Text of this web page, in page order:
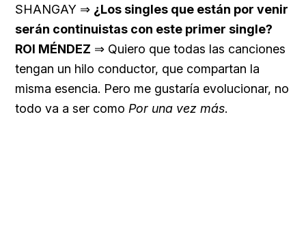
SHANGAY ⇒ ¿Los singles que están por venir
serán continuistas con este primer single?
ROI MÉNDEZ ⇒ Quiero que todas las canciones
tengan un hilo conductor, que compartan la
misma esencia. Pero me gustaría evolucionar, no
todo va a ser como Por una vez más.